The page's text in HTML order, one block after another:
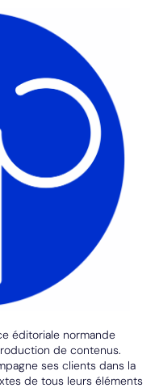
éditoriale normande
de contenus.
ses clients dans la
de tous leurs éléments